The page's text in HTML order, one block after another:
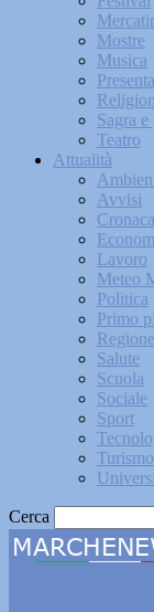
Mostre
Musica
Sagra
Teatro
Attualità
Avvisi
Cronaca
Lavoro
Meteo
Politica
Primo
Regione
Salute
Scuola
Sociale
Sport
Turismo
Cerca